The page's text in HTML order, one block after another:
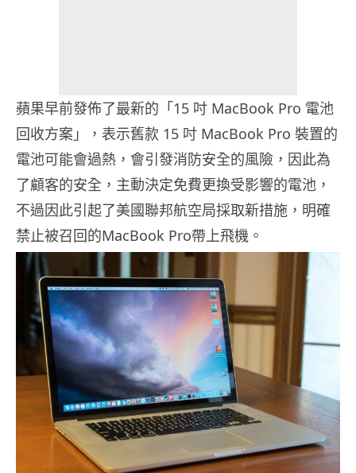
蘋果早前發佈了最新的「15 吋 MacBook Pro 電池
回收方案」，表示舊款 15 吋 MacBook Pro 裝置的
電池可能會過熱，會引發消防安全的風險，因此為
了顧客的安全，主動決定免費更換受影響的電池，
不過因此引起了美國聯邦航空局採取新措施，明確
禁止被召回的MacBook Pro帶上飛機。